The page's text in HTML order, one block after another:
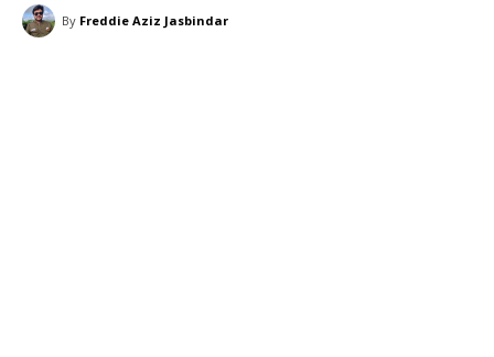
By Freddie Aziz Jasbindar